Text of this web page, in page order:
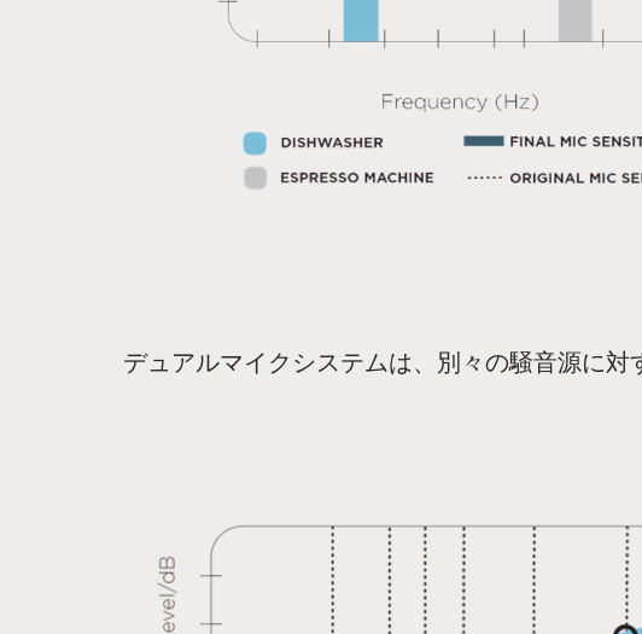
デュアルマイクシステムは、別々の騒音源に対